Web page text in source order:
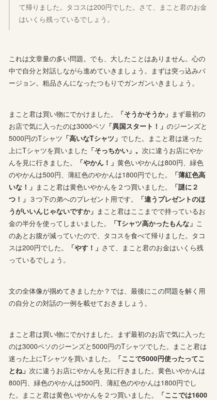
て帰りました。タコスは200円でした。さて、まこと君のお金
はいくら残っているでしょう。
これは文章量の多い問題。でも、大したことはありません。心の
中で自分と対話しながら進めていきましょう。まずは突っ込みバ
ージョン。粗品さんになったつもりでガンガンいきましょう。
まこと君は買い物にでかけました。 「そうかそうか」 まず最初の
お店で気に入ったのは3000ペソ 「異国スタート！」のジーンズと
5000円のTシャツ 「高いなTシャツ」 でした。まこと君は迷った
上にTシャツを買いました 「そっちかい」。 次に違うお店にやか
んを見に行きました。
「やかん！」黄色いやかんは800円、緑色
のやかんは500円、薄紅色のやかんは1800円でした。
「薄紅色高
いな！」 まこと君は黄色いやかんを２つ買いました。
「謎に２
つ！」 ３つ下の弟へのプレゼント用です。
「違うプレゼントのほ
うがいいんじゃないですか」 まこと君はここまでで持っているお
金の半分を使ってしまいました。
「Tシャツ高かったもんな」 こ
のあとお腹が減っていたので、タコスを食べて帰りました。タコ
スは200円でした。
「やす！」 さて、まこと君のお金はいくら残
っているでしょう。
文の全体像が掴めてきましたか？では、最後にこの問題を解く用
の自分との対話の一例を載せておきましょう。
まこと君は買い物にでかけました。まず最初のお店で気に入った
のは3000ペソのジーンズと5000円のTシャツでした。まこと君は
迷った上にTシャツを買いました。
「ここで5000円使ったってこ
とね」 次に違うお店にやかんを見に行きました。黄色いやかんは
800円、緑色のやかんは500円、薄紅色のやかんは1800円でし
た。まこと君は黄色いやかんを２つ買いました。
「ここでは1600